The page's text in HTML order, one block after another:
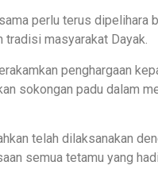
perlu terus dipelihara
tradisi masyarakat Dayak.
penghargaan
sokongan padu dalam
telah dilaksanakan
semua tetamu yang